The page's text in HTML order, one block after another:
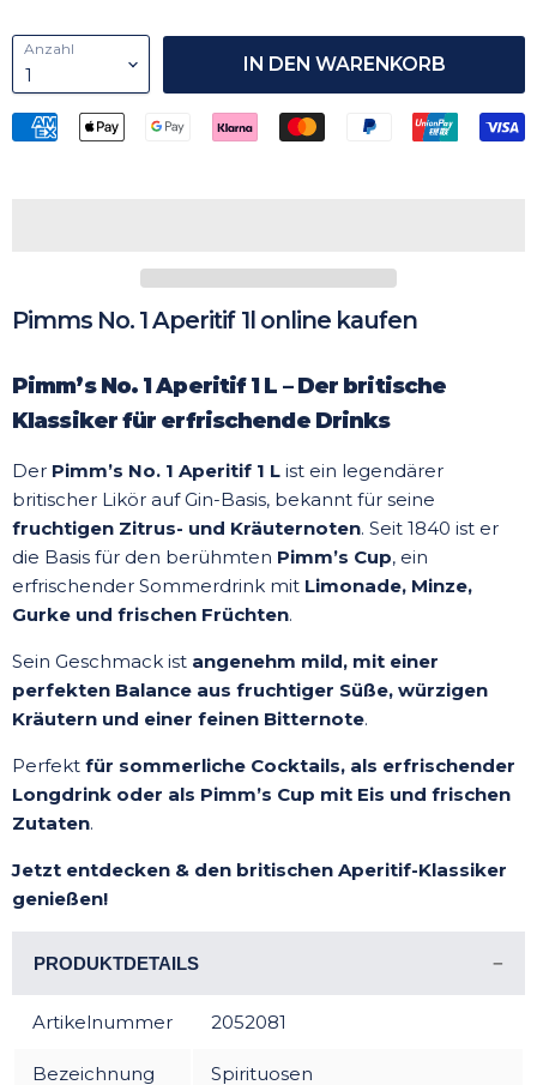
Anzahl
IN DEN WARENKORB
Pimms No. 1 Aperitif 1l online kaufen
Pimm’s No. 1 Aperitif 1 L – Der britische
Klassiker für erfrischende Drinks
Der Pimm’s No. 1 Aperitif 1 L ist ein legendärer
britischer Likör auf Gin-Basis, bekannt für seine
fruchtigen Zitrus- und Kräuternoten. Seit 1840 ist er
die Basis für den berühmten Pimm’s Cup, ein
erfrischender Sommerdrink mit Limonade, Minze,
Gurke und frischen Früchten.
Sein Geschmack ist angenehm mild, mit einer
perfekten Balance aus fruchtiger Süße, würzigen
Kräutern und einer feinen Bitternote.
Perfekt für sommerliche Cocktails, als erfrischender
Longdrink oder als Pimm’s Cup mit Eis und frischen
Zutaten.
Jetzt entdecken & den britischen Aperitif-Klassiker
genießen!
PRODUKTDETAILS
Artikelnummer 2052081
Bezeichnung Spirituosen